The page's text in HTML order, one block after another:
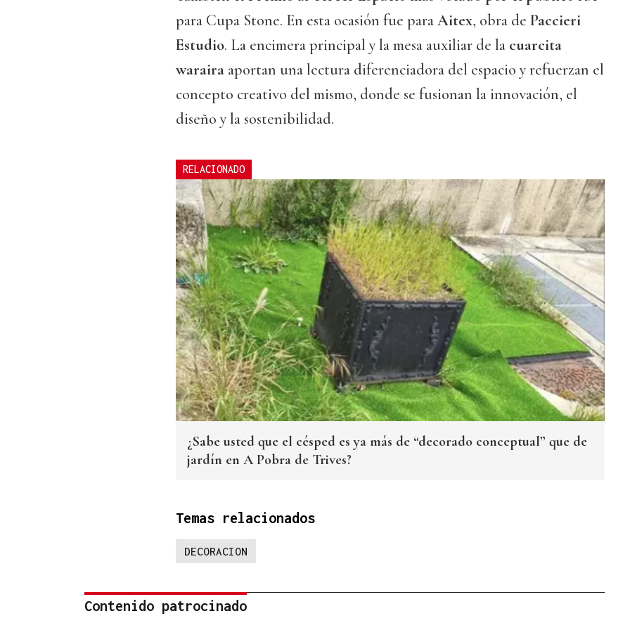
para Cupa Stone. En esta ocasión fue paraAitex, obra de Paccieri
Estudio. La encimera principal y la mesa auxiliar de la cuarcita
waraira aportan una lectura diferenciadora del espacio y refuerzan el
concepto creativo del mismo, donde se fusionan la innovación, el
diseño y la sostenibilidad.
RELACIONADO
¿Sabe usted que el césped es ya más de “decorado conceptual” que de
jardín en A Pobra de Trives?
Temas relacionados
DECORACION
Contenido patrocinado